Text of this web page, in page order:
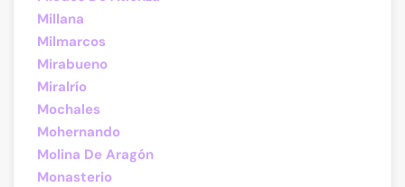
Millana
Milmarcos
Mirabueno
Miralrío
Mochales
Mohernando
Molina De Aragón
Monasterio